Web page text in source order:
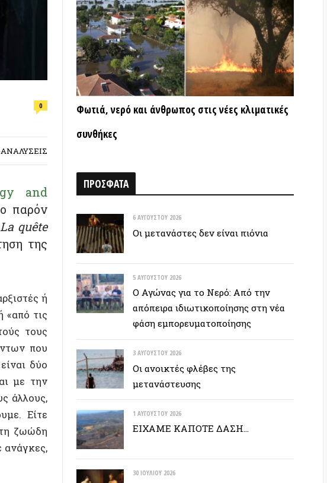
Φωτιά, νερό και άνθρωπος στις νέες κλιματικές
Οι μετανάστες δεν είναι πιόνια
5 ΑΥΓΟΎΣΤΟΥ 2026
Ο Αγώνας για το Νερό: Από την
απόπειρα ιδιωτικοποίησης στη νέα
3 ΑΥΓΟΎΣΤΟΥ 2026
Οι ανοικτές φλέβες της
μετανάστευσης
1 ΑΥΓΟΎΣΤΟΥ 2026
ΕΙΧΑΜΕ ΚΑΠΟΤΕ ΔΑΣΗ…
Οδύσσεια: Ο νόστος του ενόχου
28 ΙΟΥΛΊΟΥ 2026
Σταματήστε τα πάντα για να
μπορέσουμε να συνεχίσουμε